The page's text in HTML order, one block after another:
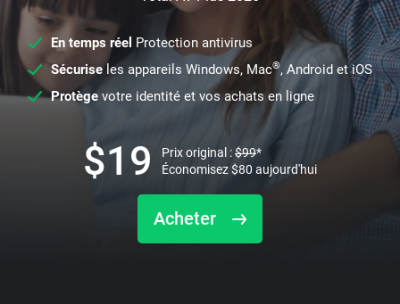
En temps réel Protection antivirus
Sécuriseles appareils Windows, Mac®, Android et iOS
Protège votre identité et vos achats en ligne
Acheter
$19 Prix original :$99*
Économisez$80 aujourd'hui